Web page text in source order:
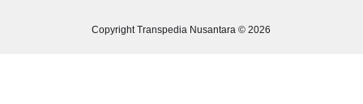
Copyright Transpedia Nusantara © 2026